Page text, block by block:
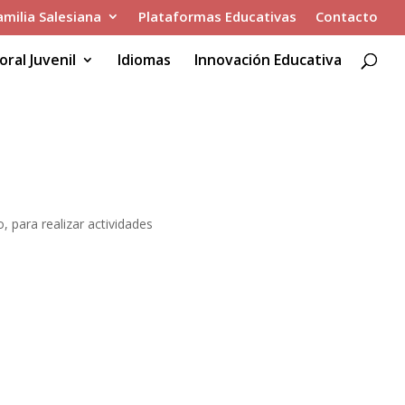
Salesiana Plataformas Educativas Contacto
Juvenil Idiomas Innovación Educativa
para realizar actividades